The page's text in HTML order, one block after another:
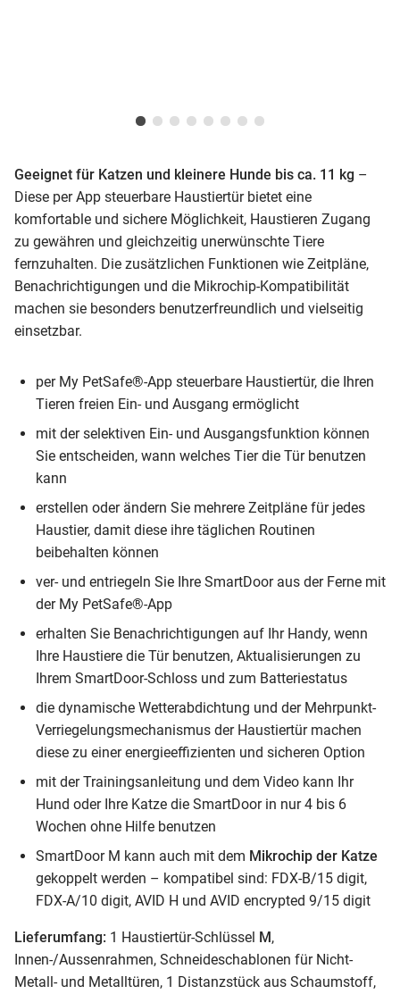
Geeignet für Katzen und kleinere Hunde bis ca. 11 kg –
Diese per App steuerbare Haustiertür bietet eine
komfortable und sichere Möglichkeit, Haustieren Zugang
zu gewähren und gleichzeitig unerwünschte Tiere
fernzuhalten. Die zusätzlichen Funktionen wie Zeitpläne,
Benachrichtigungen und die Mikrochip-Kompatibilität
machen sie besonders benutzerfreundlich und vielseitig
einsetzbar.
per My PetSafe®-App steuerbare Haustiertür, die Ihren
Tieren freien Ein- und Ausgang ermöglicht
mit der selektiven Ein- und Ausgangsfunktion können
Sie entscheiden, wann welches Tier die Tür benutzen
kann
erstellen oder ändern Sie mehrere Zeitpläne für jedes
Haustier, damit diese ihre täglichen Routinen
beibehalten können
ver- und entriegeln Sie Ihre SmartDoor aus der Ferne mit
der My PetSafe®-App
erhalten Sie Benachrichtigungen auf Ihr Handy, wenn
Ihre Haustiere die Tür benutzen, Aktualisierungen zu
Ihrem SmartDoor-Schloss und zum Batteriestatus
die dynamische Wetterabdichtung und der Mehrpunkt-
Verriegelungsmechanismus der Haustiertür machen
diese zu einer energieeffizienten und sicheren Option
mit der Trainingsanleitung und dem Video kann Ihr
Hund oder Ihre Katze die SmartDoor in nur 4 bis 6
Wochen ohne Hilfe benutzen
SmartDoor M kann auch mit dem Mikrochip der Katze
gekoppelt werden – kompatibel sind: FDX-B/15 digit,
FDX-A/10 digit, AVID H und AVID encrypted 9/15 digit
Lieferumfang: 1 Haustiertür-Schlüssel M,
Innen-/Aussenrahmen, Schneideschablonen für Nicht-
Metall- und Metalltüren, 1 Distanzstück aus Schaumstoff,